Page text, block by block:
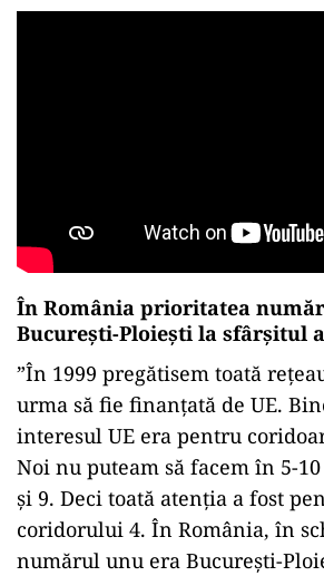
În România prioritatea
București-Ploiești la sfârșitul
”În 1999 pregătisem toată
urma să fie finanțată de UE.
interesul UE era pentru
Noi nu puteam să facem în 5-
și 9. Deci toată atenția a fost
coridorului 4. În România, în
numărul unu era București-